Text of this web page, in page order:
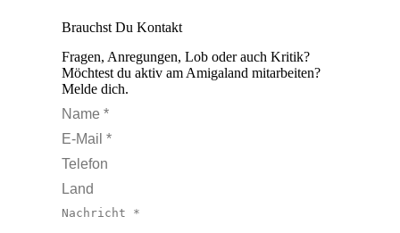
Brauchst Du Kontakt
Fragen, Anregungen, Lob oder auch Kritik?
Möchtest du aktiv am Amigaland mitarbeiten?
Melde dich.
Name *
E-Mail *
Telefon
Land
Nachricht *